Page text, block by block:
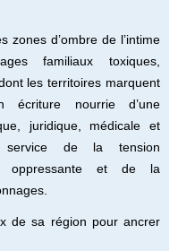
zones d’ombre de l’intime
familiaux toxiques,
les territoires marquent
nourrie d’une
juridique, médicale et
service de la tension
oppressante et de la
de sa région pour ancrer